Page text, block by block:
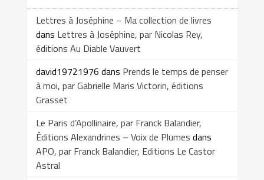
Lettres à Joséphine – Ma collection de livres
dans Lettres à Joséphine, par Nicolas Rey,
éditions Au Diable Vauvert
david19721976 dans Prends le temps de penser
à moi, par Gabrielle Maris Victorin, éditions
Grasset
Le Paris d’Apollinaire, par Franck Balandier,
Éditions Alexandrines – Voix de Plumes dans
APO, par Franck Balandier, Editions Le Castor
Astral